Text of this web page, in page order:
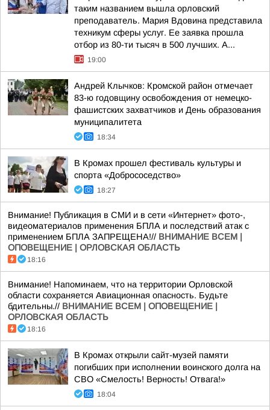
таким названием вышла орловский
преподаватель. Мария Вдовина представила
техникум сферы услуг. Ее заявка прошла
отбор из 80-ти тысяч в 500 лучших. А...
19:00
Андрей Клычков: Кромской район отмечает
83-ю годовщину освобождения от немецко-
фашистских захватчиков и День образования
муниципалитета
18:34
В Кромах прошел фестиваль культуры и
спорта «Добрососедство»
18:27
Внимание! Публикация в СМИ и в сети «Интернет» фото-,
видеоматериалов применения БПЛА и последствий атак с
применением БПЛА ЗАПРЕЩЕНА!// ВНИМАНИЕ ВСЕМ |
ОПОВЕЩЕНИЕ | ОРЛОВСКАЯ ОБЛАСТЬ
18:16
Внимание! Напоминаем, что на территории Орловской
области сохраняется Авиационная опасность. Будьте
бдительны.// ВНИМАНИЕ ВСЕМ | ОПОВЕЩЕНИЕ |
ОРЛОВСКАЯ ОБЛАСТЬ
18:16
В Кромах открыли сайт-музей памяти
погибших при исполнении воинского долга на
СВО «Смелость! Верность! Отвага!»
18:04